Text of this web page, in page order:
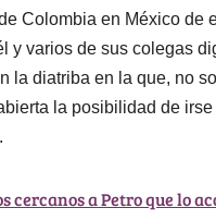
Colombia en México de
y varios de sus colegas
la diatriba en la que, no
la posibilidad de
cercanos a Petro que lo